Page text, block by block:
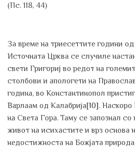
(Пс. 118, 44)
За време на триесеттите години
Источната Црква се случиле
свети Григориј во редот на
столбови и апологети на
година, во Константинопол
Варлаам од Калабрија[10]. Наскоро
на Света Гора. Таму се запознал
живот на исихастите и врз основа
недостижноста на Божјата